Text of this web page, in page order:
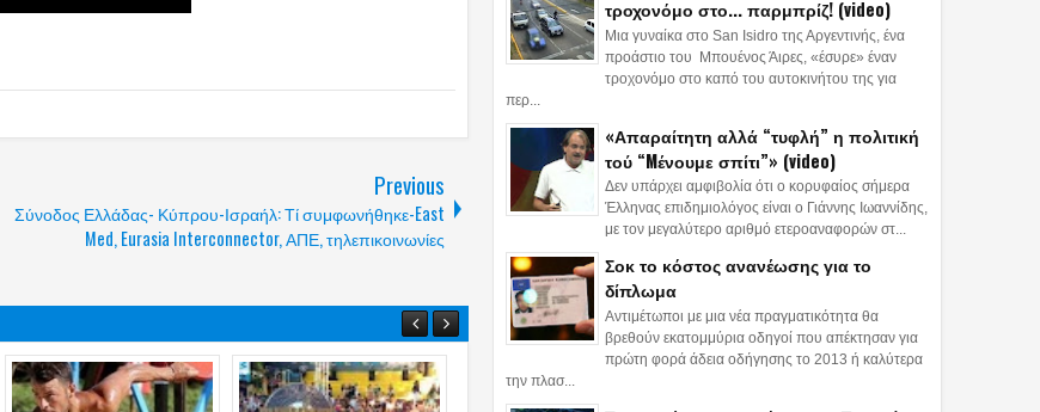
Previous
Σύνοδος Ελλάδας- Κύπρου-Ισραήλ: Τί συμφωνήθηκε-East
Med, Eurasia Interconnector, ΑΠΕ, τηλεπικοινωνίες
τροχονόμο στο... παρμπρίζ! (video)
Μια γυναίκα στο San Isidro της Αργεντινής, ένα
προάστιο του Μπουένος Άιρες, «έσυρε» έναν
τροχονόμο στο καπό του αυτοκινήτου της για
περ...
«Απαραίτητη αλλά “τυφλή” η πολιτική
τού “Mένουμε σπίτι”» (video)
Δεν υπάρχει αμφιβολία ότι ο κορυφαίος σήμερα
Έλληνας επιδημιολόγος είναι ο Γιάννης Ιωαννίδης,
με τον μεγαλύτερο αριθμό ετεροαναφορών στ...
Σοκ το κόστος ανανέωσης για το
δίπλωμα
Αντιμέτωποι με μια νέα πραγματικότητα θα
βρεθούν εκατομμύρια οδηγοί που απέκτησαν για
πρώτη φορά άδεια οδήγησης το 2013 ή καλύτερα
την πλασ...